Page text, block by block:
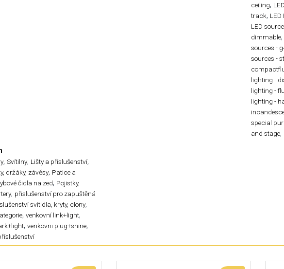
ceiling,
track,
LED
dimmable,
sources -
sources -
lighting -
lighting -
lighting -
special
and stage,
, Svítilny, Lišty a příslušenství,
držáky, závěsy, Patice a
čidla na zed, Pojistky,
, přislušenství pro zapuštěná
svítidla, kryty, clony,
, venkovní link+light,
, venkovni plug+shine,